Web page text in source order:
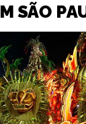
SÃO